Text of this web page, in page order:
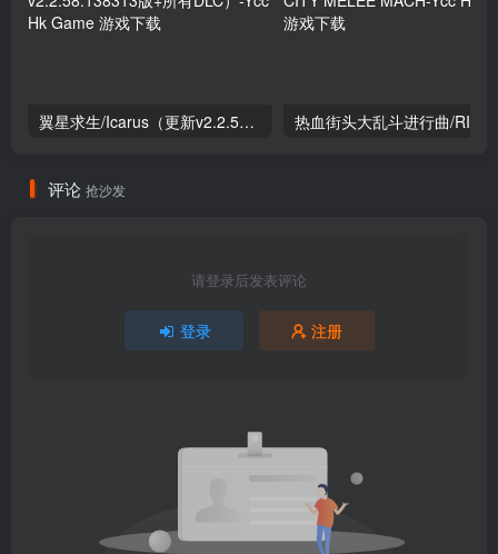
翼星求生/Icarus（更新v2.2.58.138313版+所有DLC）
评论 抢沙发
请登录后发表评论
登录 注册